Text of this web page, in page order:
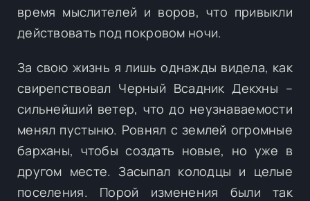
время мыслителей и воров, что привыкли
действовать под покровом ночи.
За свою жизнь я лишь однажды видела, как
свирепствовал Черный Всадник Декхны –
сильнейший ветер, что до неузнаваемости
менял пустыню. Ровнял с землей огромные
барханы, чтобы создать новые, но уже в
другом месте. Засыпал колодцы и целые
поселения. Порой изменения были так